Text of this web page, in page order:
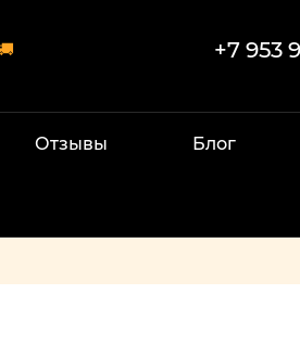
+7 953
Отзывы Блог